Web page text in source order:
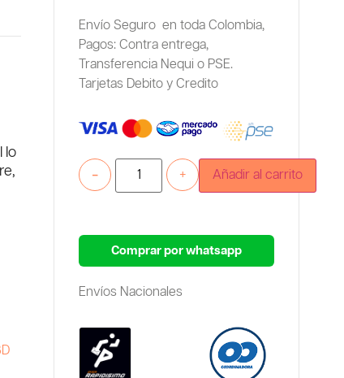
lo
Envío Seguro en toda Colombia,
Pagos: Contra entrega,
Transferencia Nequi o PSE.
Tarjetas Debito y Credito
+
- Añadir al carrito
Comprar por whatsapp
Envíos Nacionales